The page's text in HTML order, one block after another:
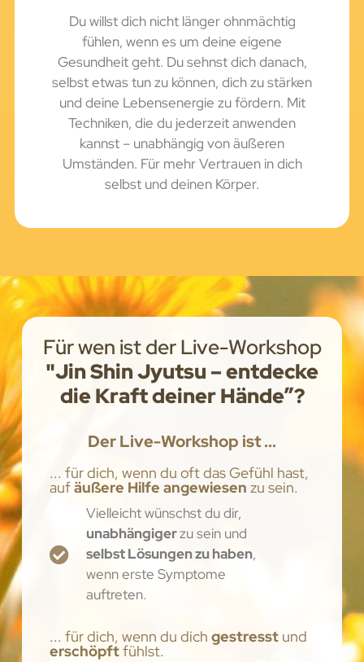
Du willst dich nicht länger ohnmächtig
fühlen, wenn es um deine eigene
Gesundheit geht. Du sehnst dich danach,
selbst etwas tun zu können, dich zu stärken
und deine Lebensenergie zu fördern. Mit
Techniken, die du jederzeit anwenden
kannst – unabhängig von äußeren
Umständen. Für mehr Vertrauen in dich
selbst und deinen Körper.
Für wen ist der Live-Workshop
"Jin Shin Jyutsu – entdecke
die Kraft deiner Hände​”?
Der Live-Workshop ist ...
... für dich, wenn du oft das Gefühl hast,
aufäußere Hilfe angewiesen zu sein.
Vielleicht wünschst du dir,
unabhängigerzu sein und
selbst Lösungen zu haben,
wenn erste Symptome
auftreten.
... für dich, wenn du dich gestresstund
erschöpftfühlst.